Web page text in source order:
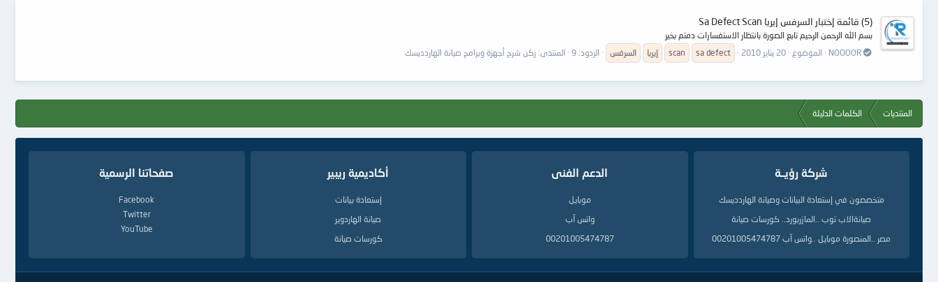
(5) قائمة إختبار السرفس إيريا Sa Defect Scan
بسم الله الرحمن الرحيم تابع الصورة بانتظار الاستفسارات دمتم بخير
NOOOOR
الموضوع 20 يناير 2010 sa defect
scan إيريا السرفس الردود: 9 المنتدى: ركن شرح أجهزة وبرامج صيانة الهاردديسك
المنتديات الكلمات الدليلة
شركة رؤيــة
متخصصون في إستعادة البيانات وصيانة الهاردديسك
صيانةالاب توب ..المازربورد.. كورسات صيانة
مصر ..المنصورة موبايل ..واتس آب 00201005474787
الدعم الفنى
موبايل
واتس آب
00201005474787
أكاديمية ريبير
إستعادة بيانات
صيانة الهاردوير
كورسات صيانة
صفحاتنا الرسمية
Facebook
Twitter
YouTube